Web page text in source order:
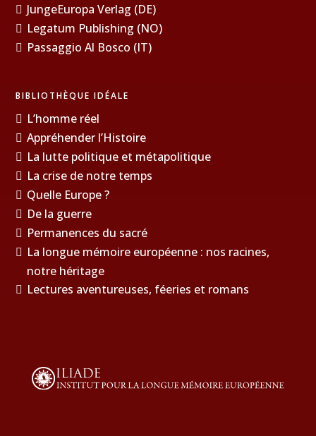
JungeEuropa Verlag (DE)
Legatum Publishing (NO)
Passaggio Al Bosco (IT)
BIBLIOTHÈQUE IDÉALE
L’homme réel
Appréhender l’Histoire
La lutte politique et métapolitique
La crise de notre temps
Quelle Europe ?
De la guerre
Permanences du sacré
La longue mémoire européenne : nos racines,
notre héritage
Lectures aventureuses, féeries et romans